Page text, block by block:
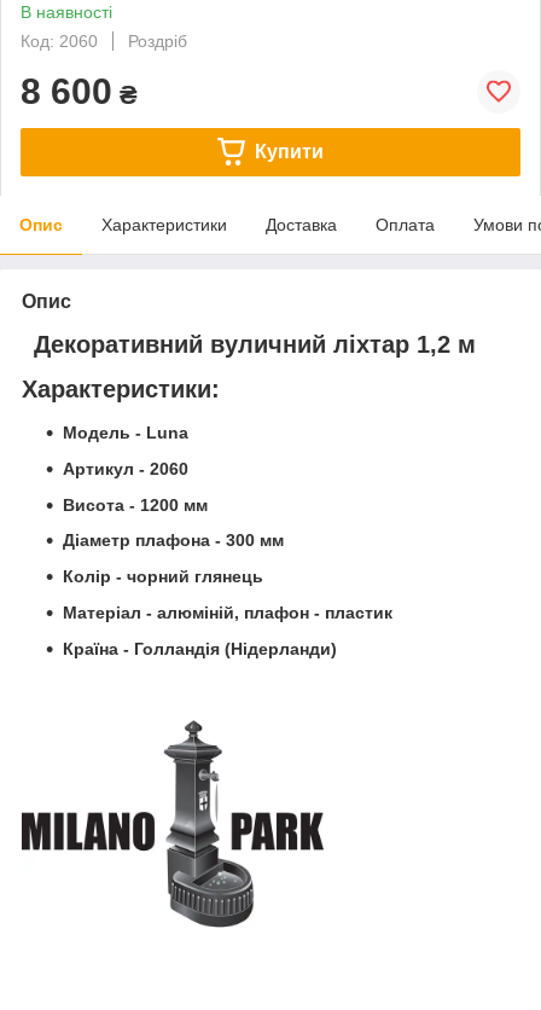
В наявності
Код: 2060
Роздріб
8 600 ₴
Купити
Опис Характеристики Доставка Оплата Умови
Опис
Декоративний вуличний ліхтар 1,2 м
Характеристики:
Модель - Luna
Артикул - 2060
Висота - 1200 мм
Діаметр плафона - 300 мм
Колір - чорний глянець
Матеріал - алюміній, плафон - пластик
Країна - Голландія (Нідерланди)